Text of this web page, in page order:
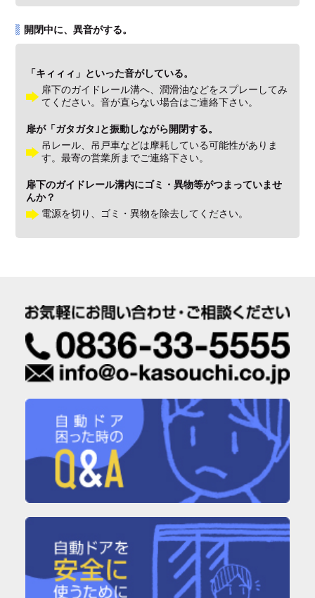
開閉中に、異音がする。
「キィィィ」といった音がしている。
扉下のガイドレール溝へ、潤滑油などをスプレーしてみ
てください。音が直らない場合はご連絡下さい。
扉が「ガタガタ｣と振動しながら開閉する。
吊レール、吊戸車などは摩耗している可能性がありま
す。最寄の営業所までご連絡下さい。
扉下のガイドレール溝内にゴミ・異物等がつまっていませ
んか？
電源を切り、ゴミ・異物を除去してください。